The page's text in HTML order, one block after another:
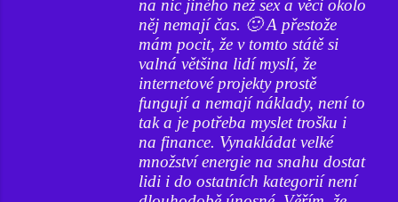
na nic jiného než sex a věci okolo
něj nemají čas. 🙂 A přestože
mám pocit, že v tomto státě si
valná většina lidí myslí, že
internetové projekty prostě
fungují a nemají náklady, není to
tak a je potřeba myslet trošku i
na finance. Vynakládat velké
množství energie na snahu dostat
lidi i do ostatních kategorií není